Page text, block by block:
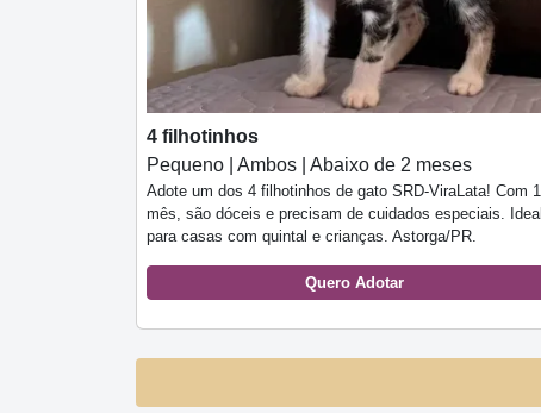
4 filhotinhos
Pequeno | Ambos | Abaixo de 2 meses
Adote um dos 4 filhotinhos de gato SRD-ViraLata! Com 1
mês, são dóceis e precisam de cuidados especiais. Ideal
para casas com quintal e crianças. Astorga/PR.
Quero Adotar